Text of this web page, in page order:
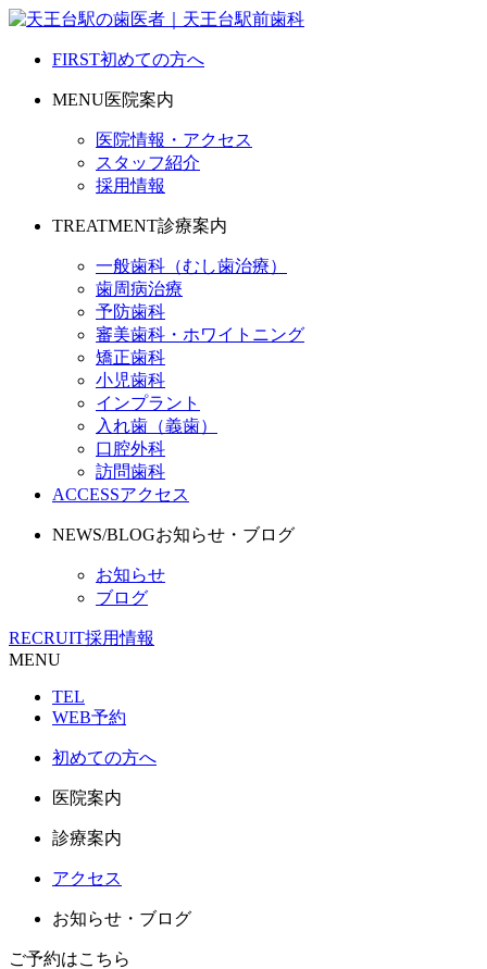
FIRST初めての方へ
MENU医院案内
医院情報・アクセス
スタッフ紹介
採用情報
TREATMENT診療案内
一般歯科（むし歯治療）
歯周病治療
予防歯科
審美歯科・ホワイトニング
矯正歯科
小児歯科
インプラント
入れ歯（義歯）
口腔外科
訪問歯科
ACCESSアクセス
NEWS/BLOGお知らせ・ブログ
お知らせ
ブログ
RECRUIT採用情報
MENU
TEL
WEB予約
初めての方へ
医院案内
診療案内
アクセス
お知らせ・ブログ
ご予約はこちら